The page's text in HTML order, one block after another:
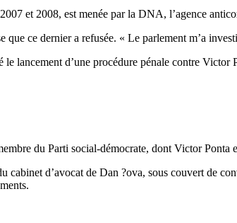
et 2008, est menée par la DNA, l’agence
ce dernier a refusée. « Le parlement m’a
d’une procédure pénale contre Victor
du Parti social-démocrate, dont Victor Ponta
cabinet d’avocat de Dan ?ova, sous couvert de